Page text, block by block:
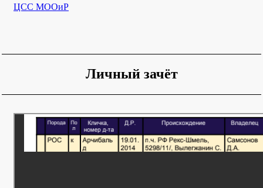
Автор
ЦСС МООиР
Личный зачёт